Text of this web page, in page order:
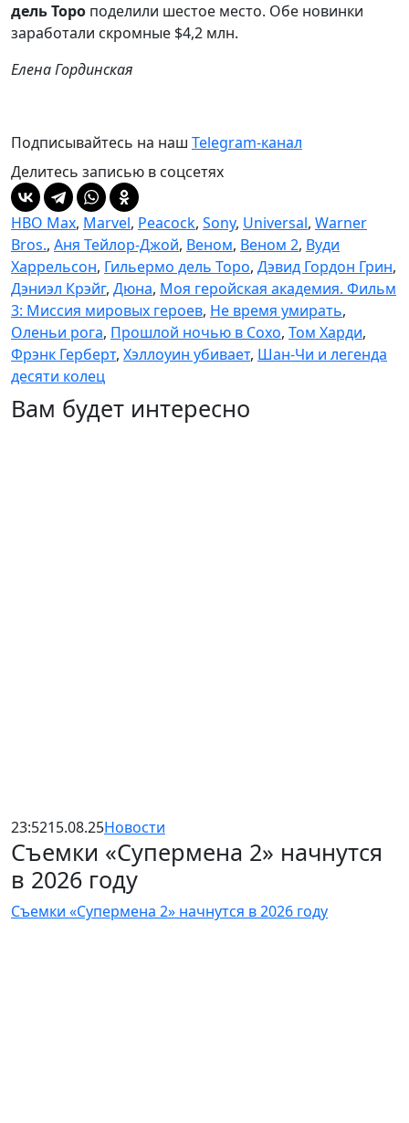
дель Торо поделили шестое место. Обе новинки
заработали скромные $4,2 млн.
Елена Гординская
Подписывайтесь на наш Telegram-канал
Делитесь записью в соцсетях
HBO Max, Marvel, Peacock, Sony, Universal, Warner
Bros., Аня Тейлор-Джой, Веном, Веном 2, Вуди
Харрельсон, Гильермо дель Торо, Дэвид Гордон Грин,
Дэниэл Крэйг, Дюна, Моя геройская академия. Фильм
3: Миссия мировых героев, Не время умирать,
Оленьи рога, Прошлой ночью в Сохо, Том Харди,
Фрэнк Герберт, Хэллоуин убивает, Шан-Чи и легенда
десяти колец
Вам будет интересно
23:5215.08.25Новости
Съемки «Супермена 2» начнутся
в 2026 году
Съемки «Супермена 2» начнутся в 2026 году